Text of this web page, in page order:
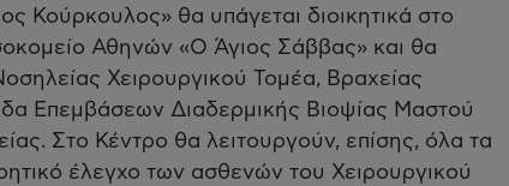
Κούρκουλος» θα υπάγεται διοικητικά στο
Αθηνών «Ο Άγιος Σάββας» και θα
Χειρουργικού Τομέα, Βραχείας
Επεμβάσεων Διαδερμικής Βιοψίας Μαστού
Στο Κέντρο θα λειτουργούν, επίσης, όλα τα
έλεγχο των ασθενών του Χειρουργικού